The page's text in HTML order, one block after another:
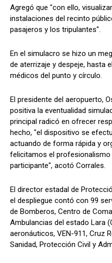
Agregó que "con ello,
instalaciones del recinto
pasajeros y los tripulantes".
En el simulacro se hizo un
de aterrizaje y despeje, hasta
médicos del punto y círculo.
El presidente del aeropuerto,
positiva la eventualidad
principal radicó en ofrecer
hecho, "el dispositivo se
actuando de forma rápida y
felicitamos el profesionalismo
participante", acotó Corrales.
El director estadal de
el despliegue contó con 99
de Bomberos, Centro de
Ambulancias del estado Lara
aeronáuticos, VEN-911, Cruz
Sanidad, Protección Civil y